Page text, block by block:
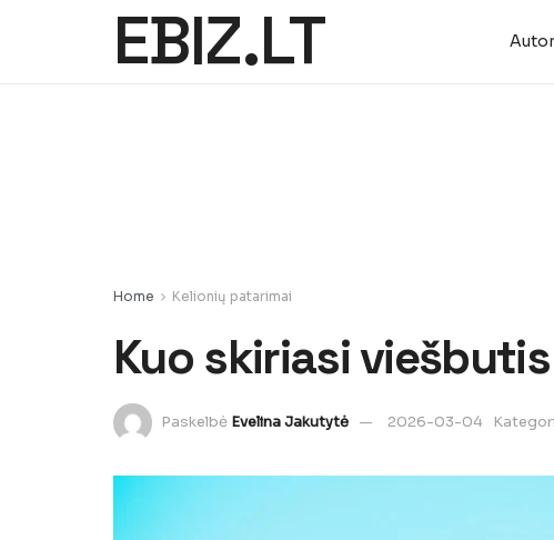
EBIZ.LT
Home Kelionių patarimai
Kuo skiriasi
Paskelbė Evelina Jakutytė 2026-03-04